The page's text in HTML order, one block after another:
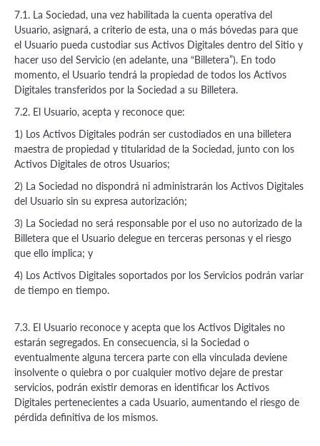
7.1. La Sociedad, una vez habilitada la cuenta operativa del
Usuario, asignará, a criterio de esta, una o más bóvedas para que
el Usuario pueda custodiar sus Activos Digitales dentro del Sitio y
hacer uso del Servicio (en adelante, una “Billetera”). En todo
momento, el Usuario tendrá la propiedad de todos los Activos
Digitales transferidos por la Sociedad a su Billetera.
7.2. El Usuario, acepta y reconoce que:
1) Los Activos Digitales podrán ser custodiados en una billetera
maestra de propiedad y titularidad de la Sociedad, junto con los
Activos Digitales de otros Usuarios;
2) La Sociedad no dispondrá ni administrarán los Activos Digitales
del Usuario sin su expresa autorización;
3) La Sociedad no será responsable por el uso no autorizado de la
Billetera que el Usuario delegue en terceras personas y el riesgo
que ello implica; y
4) Los Activos Digitales soportados por los Servicios podrán variar
de tiempo en tiempo.
7.3. El Usuario reconoce y acepta que los Activos Digitales no
estarán segregados. En consecuencia, si la Sociedad o
eventualmente alguna tercera parte con ella vinculada deviene
insolvente o quiebra o por cualquier motivo dejare de prestar
servicios, podrán existir demoras en identificar los Activos
Digitales pertenecientes a cada Usuario, aumentando el riesgo de
pérdida definitiva de los mismos.